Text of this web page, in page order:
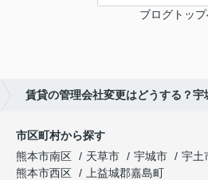
ブログトッ
賃貸の管理会社変更はどうする？
市区町村から探す
熊本市南区
天草市 宇城市 宇土
熊本市西区
上益城郡嘉島町